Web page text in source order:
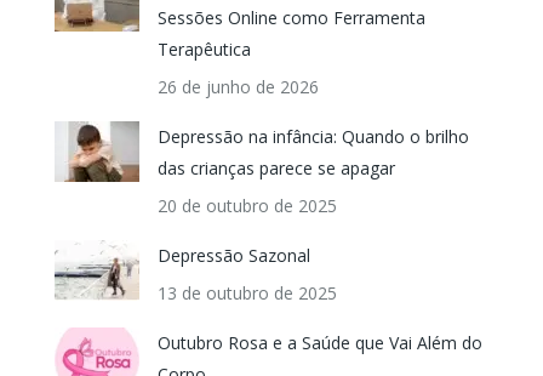
Sessões Online como Ferramenta
Terapêutica
26 de junho de 2026
Depressão na infância: Quando o brilho
das crianças parece se apagar
20 de outubro de 2025
Depressão Sazonal
13 de outubro de 2025
Outubro Rosa e a Saúde que Vai Além do